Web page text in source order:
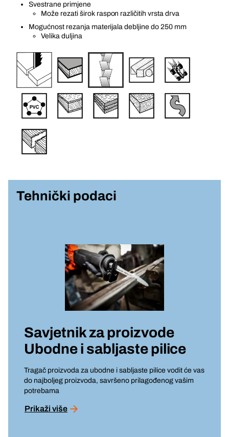
Svestrane primjene
Može rezati širok raspon različitih vrsta drva
Mogućnost rezanja materijala debljine do 250 mm
Velika duljina
Tehnički podaci
Savjetnik za proizvode
Ubodne i sabljaste pilice
Tragač proizvoda za ubodne i sabljaste pilice vodit će vas
do najboljeg proizvoda, savršeno prilagođenog vašim
potrebama
Prikaži više